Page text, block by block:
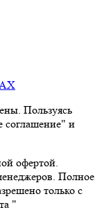
Пользуясь
соглашение" и
офертой.
Полное
только с
"